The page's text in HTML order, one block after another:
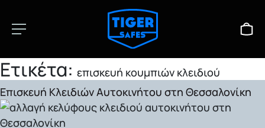
Ετικέτα: επισκευή κουμπιών κλειδιού
Επισκευή Κλειδιών Αυτοκινήτου στη Θεσσαλονίκη